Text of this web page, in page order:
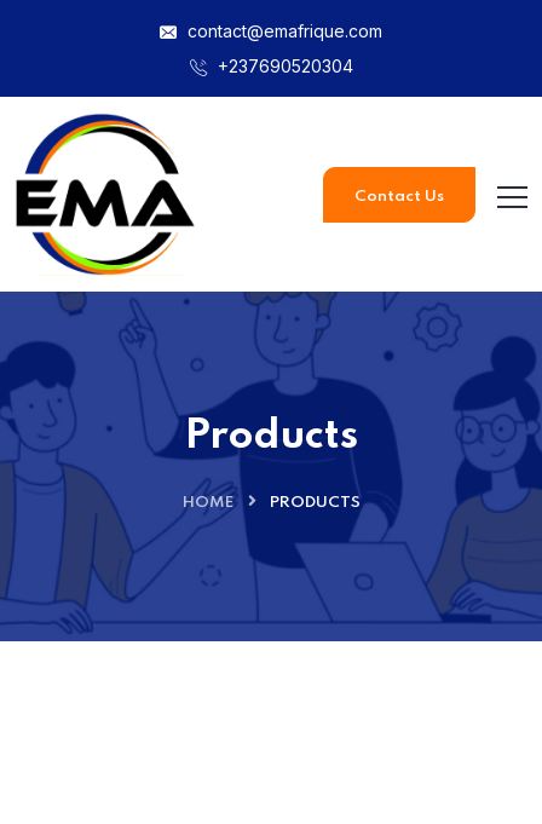
contact@emafrique.com
+237690520304
Contact Us
Products
HOME PRODUCTS